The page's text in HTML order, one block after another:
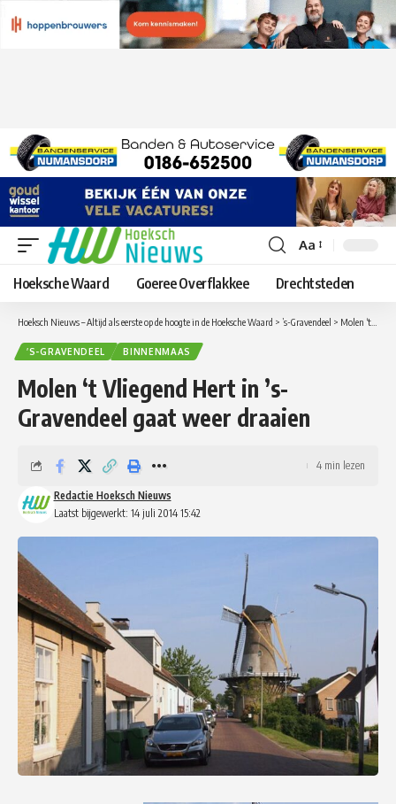
Lettergrootte
aanpassen
Aa
Hoeksche Waard Goeree Overflakkee Drechtsteden
Hoeksch Nieuws – Altijd als eerste op de hoogte in de Hoeksche Waard > ’s-Gravendeel > Molen ‘t Vliegend Hert in ’s-Gravendeel gaat weer draaien
’S-GRAVENDEEL BINNENMAAS
Molen ‘t Vliegend Hert in ’s-
Gravendeel gaat weer draaien
Laatst bijgewerkt: 14 juli 2014 15:42
Redactie Hoeksch Nieuws
4 min lezen